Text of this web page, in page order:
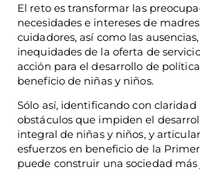
El reto es transformar las
necesidades e intereses de
cuidadores, así como las
inequidades de la oferta de
acción para el desarrollo de
beneficio de niñas y niños.
Sólo así, identificando con claridad
obstáculos que impiden el
integral de niñas y niños, y
esfuerzos en beneficio de la
puede construir una sociedad